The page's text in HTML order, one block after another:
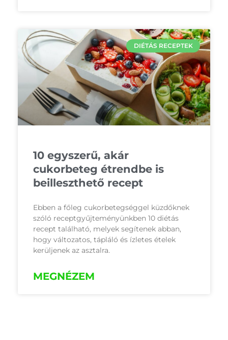
DIÉTÁS RECEPTEK
10 egyszerű, akár
cukorbeteg étrendbe is
beilleszthető recept
Ebben a főleg cukorbetegséggel küzdőknek
szóló receptgyűjteményünkben 10 diétás
recept található, melyek segítenek abban,
hogy változatos, tápláló és ízletes ételek
kerüljenek az asztalra.
MEGNÉZEM